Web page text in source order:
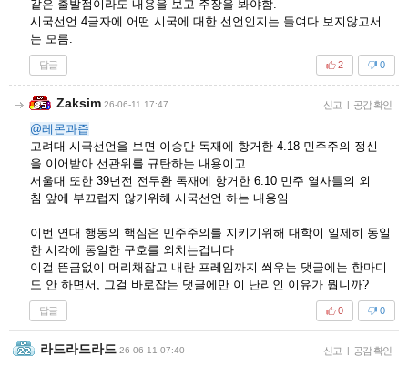
같은 출발점이라도 내용을 보고 주장을 봐야함.
시국선언 4글자에 어떤 시국에 대한 선언인지는 들여다 보지않고서
는 모름.
답글 0
2
Zaksim 26-06-11 17:47 신고 | 공감 확인
@레몬과즙
고려대 시국선언을 보면 이승만 독재에 항거한 4.18 민주주의 정신
을 이어받아 선관위를 규탄하는 내용이고
서울대 또한 39년전 전두환 독재에 항거한 6.10 민주 열사들의 외
침 앞에 부끄럽지 않기위해 시국선언 하는 내용임
이번 연대 행동의 핵심은 민주주의를 지키기위해 대학이 일제히 동일
한 시각에 동일한 구호를 외치는겁니다
이걸 뜬금없이 머리채잡고 내란 프레임까지 씌우는 댓글에는 한마디
도 안 하면서, 그걸 바로잡는 댓글에만 이 난리인 이유가 뭡니까?
답글 0
0
라드라드라드 26-06-11 07:40 신고 | 공감 확인